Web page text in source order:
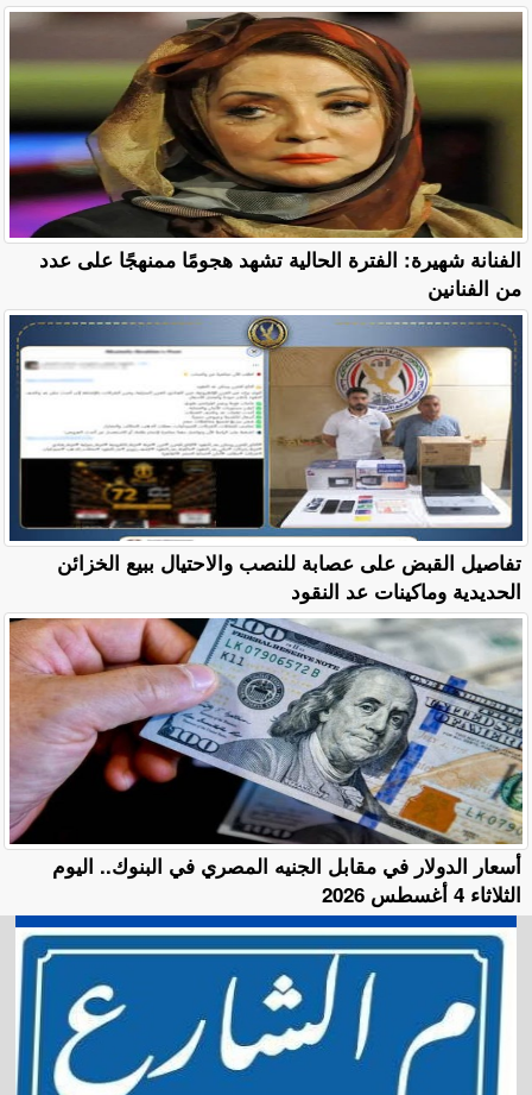
الفنانة شهيرة: الفترة الحالية تشهد هجومًا ممنهجًا على عدد
من الفنانين
تفاصيل القبض على عصابة للنصب والاحتيال ببيع الخزائن
الحديدية وماكينات عد النقود
أسعار الدولار في مقابل الجنيه المصري في البنوك.. اليوم
الثلاثاء 4 أغسطس 2026